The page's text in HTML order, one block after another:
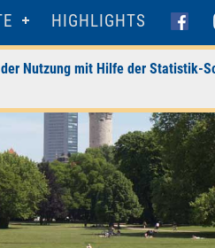
HIGHLIGHTS
Nutzung mit Hilfe der